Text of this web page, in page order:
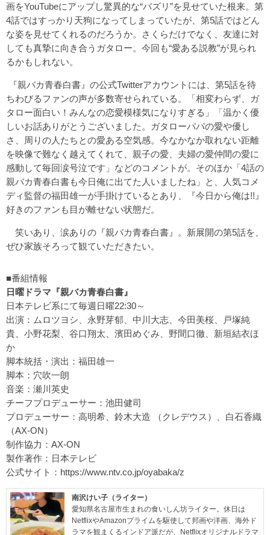
画をYouTubeにアップし驚異的な“バズリ”を見せていた根来。第
4話ではすっかり天狗になってしまっていたが、第5話ではどん
な姿を見せてくれるのだろうか。さくらだけでなく、友達に対
しても真摯に向き合うガタロー。今回も“愛ある説教”が見られ
るかもしれない。
『親バカ青春白書』の公式Twitterアカウントには、第5話を待
ちわびるファンの声が多数寄せられている。「相変わらず、ガ
タロー面白い！みんなの恋愛模様気になりすぎる」「温かく優
しいお話ありがとうございました。ガタローパパの愛や優し
さ、周りの人たちとの愛ある空気感。今なかなか取れない距離
を映像で難なく越えてくれて、親子の愛、夫婦の愛仲間の愛に
感動して毎回涙号泣です」などのコメントが。そのほか「4話の
親バカ青春白書も今日俺に出てた人いましたね」と、人気コメ
ディ監督の福田雄一が手掛けているとあり、『今日から俺は!!』
好きのファンも目が離せない状態だ。
笑いあり、涙ありの『親バカ青春白書』。新展開の第5話を、
ぜひ家族そろって観ていただきたい。
■番組情報
日曜ドラマ『親バカ青春白書』
日本テレビ系にて毎週日曜22:30～
出演：ムロツヨシ、永野芽郁、中川大志、今田美桜、戸塚純
貴、小野花梨、谷口翔太、濱田めぐみ、野間口徹、新垣結衣ほ
か
脚本統括・演出：福田雄一
脚本：穴吹一朗
音楽：瀬川英史
チーフプロデューサー：池田健司
プロデューサー：高明希、鈴木大造 （クレデウス）、白石香織
（AX-ON）
制作協力：AX-ON
製作著作：日本テレビ
公式サイト： https://www.ntv.co.jp/oyabaka/z
南沢けい子（ライター）
愛知県名古屋市生まれの食いしん坊ライター。休日は
NetflixやAmazonプライムを駆使して邦画や洋画、海外ド
ラマを観まくるインドア派だが、Netflixオリジナルドラマ